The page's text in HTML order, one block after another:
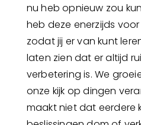
nu heb opnieuw zou
heb deze enerzijds
zodat jij er van kunt
laten zien dat er altijd
verbetering is. We
onze kijk op dingen
maakt niet dat eerdere